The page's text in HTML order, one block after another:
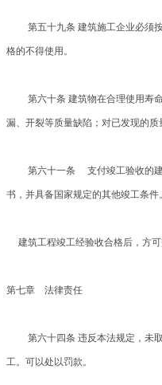
第五十九条 建筑施工企业必须按
格的不得使用。
第六十条 建筑物在合理使用寿命
漏、开裂等质量缺陷；对已发现的
第六十一条 支付竣工验收的建筑
书，并具备国家规定的其他竣工条件
建筑工程竣工经验收合格后，方可
第七章 法律责任
第六十四条 违反本法规定，未取
工。可以处以罚款。